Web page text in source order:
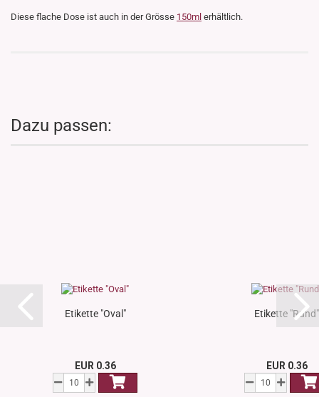
Diese flache Dose ist auch in der Grösse 150ml erhältlich.
Dazu passen:
Etikette "Oval"
EUR 0.36
Etikette "Rund"
EUR 0.36